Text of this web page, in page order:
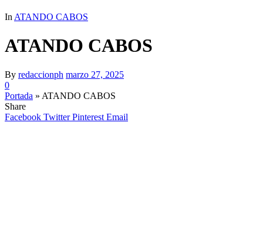
In ATANDO CABOS
ATANDO CABOS
By redaccionph marzo 27, 2025
0
Portada » ATANDO CABOS
Share
Facebook Twitter Pinterest Email